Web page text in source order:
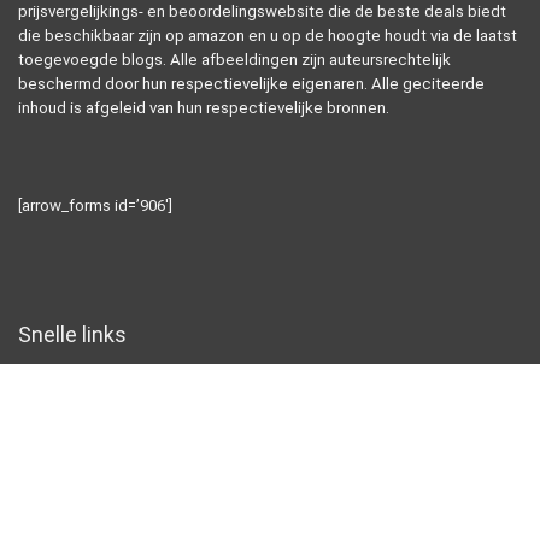
prijsvergelijkings- en beoordelingswebsite die de beste deals biedt
die beschikbaar zijn op amazon en u op de hoogte houdt via de laatst
toegevoegde blogs. Alle afbeeldingen zijn auteursrechtelijk
beschermd door hun respectievelijke eigenaren. Alle geciteerde
inhoud is afgeleid van hun respectievelijke bronnen.
[arrow_forms id=’906′]
Snelle links